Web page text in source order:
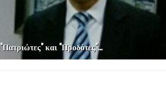
"Πατριώτες" και "Προδότες"...